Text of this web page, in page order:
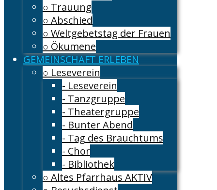
○ Trauung
○ Abschied
○ Weltgebetstag der Frauen
○ Ökumene
GEMEINSCHAFT ERLEBEN
○ Leseverein
- Leseverein
- Tanzgruppe
- Theatergruppe
- Bunter Abend
- Tag des Brauchtums
- Chor
- Bibliothek
○ Altes Pfarrhaus AKTIV